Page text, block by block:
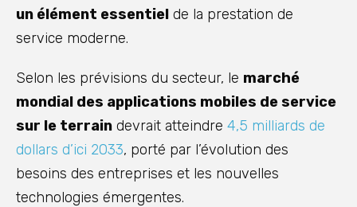
un élément essentiel de la prestation de
service moderne.
Selon les prévisions du secteur, le marché
mondial des applications mobiles de service
sur le terrain devrait atteindre 4,5 milliards de
dollars d’ici 2033, porté par l’évolution des
besoins des entreprises et les nouvelles
technologies émergentes.